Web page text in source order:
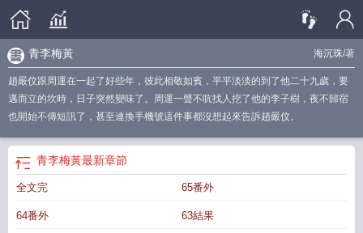
海沉珠/著
青李梅黃
趙嚴伩跟周運在一起了好些年，彼此相敬如賓，平平淡淡的到了他二十九歲，要
邁而立的坎時，日子突然變味了。周運一聲不吭找人挖了他的李子樹，夜不歸宿
也開始不傳短訊了，甚至連換手機號這件事都沒想起來告訴趙嚴伩。
青李梅黃最新章節
全文完 65番外
64番外 63結果